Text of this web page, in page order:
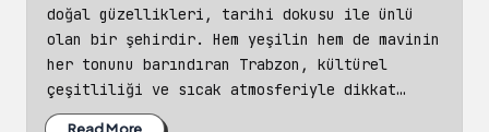
doğal güzellikleri, tarihi dokusu ile ünlü
olan bir şehirdir. Hem yeşilin hem de mavinin
her tonunu barındıran Trabzon, kültürel
çeşitliliği ve sıcak atmosferiyle dikkat…